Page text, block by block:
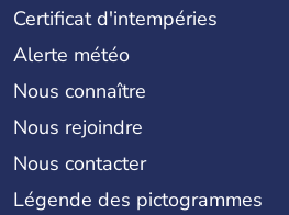
Certificat d'intempéries
Alerte météo
Nous connaître
Nous rejoindre
Nous contacter
Légende des pictogrammes